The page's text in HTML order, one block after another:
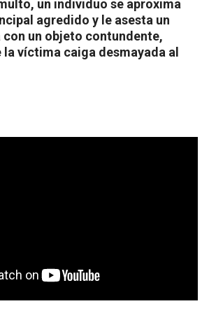
un individuo se aproxima
agredido y le asesta un
con un objeto contundente,
víctima caiga desmayada al